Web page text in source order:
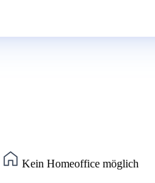
Kein Homeoffice möglich